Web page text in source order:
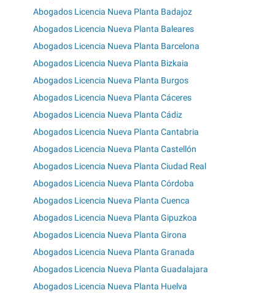
Abogados Licencia Nueva Planta Badajoz
Abogados Licencia Nueva Planta Baleares
Abogados Licencia Nueva Planta Barcelona
Abogados Licencia Nueva Planta Bizkaia
Abogados Licencia Nueva Planta Burgos
Abogados Licencia Nueva Planta Cáceres
Abogados Licencia Nueva Planta Cádiz
Abogados Licencia Nueva Planta Cantabria
Abogados Licencia Nueva Planta Castellón
Abogados Licencia Nueva Planta Ciudad Real
Abogados Licencia Nueva Planta Córdoba
Abogados Licencia Nueva Planta Cuenca
Abogados Licencia Nueva Planta Gipuzkoa
Abogados Licencia Nueva Planta Girona
Abogados Licencia Nueva Planta Granada
Abogados Licencia Nueva Planta Guadalajara
Abogados Licencia Nueva Planta Huelva